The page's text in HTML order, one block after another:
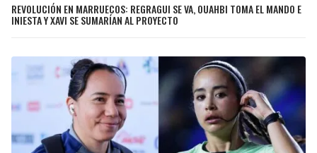
REVOLUCIÓN EN MARRUECOS: REGRAGUI SE VA, OUAHBI TOMA EL MANDO E
INIESTA Y XAVI SE SUMARÍAN AL PROYECTO